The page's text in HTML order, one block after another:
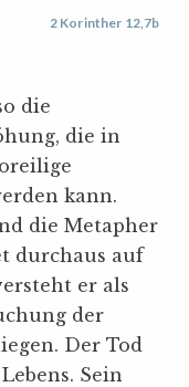
2 Korinther 12,7b
die
die in
kann.
die Metapher
durchaus auf
er als
der
Der Tod
Sein